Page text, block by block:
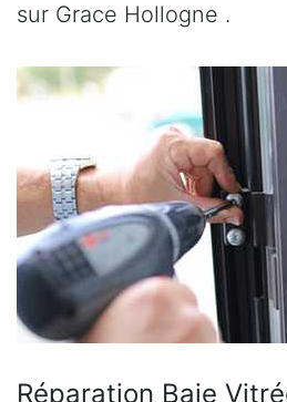
sur Grace Hollogne .
Réparation Baie